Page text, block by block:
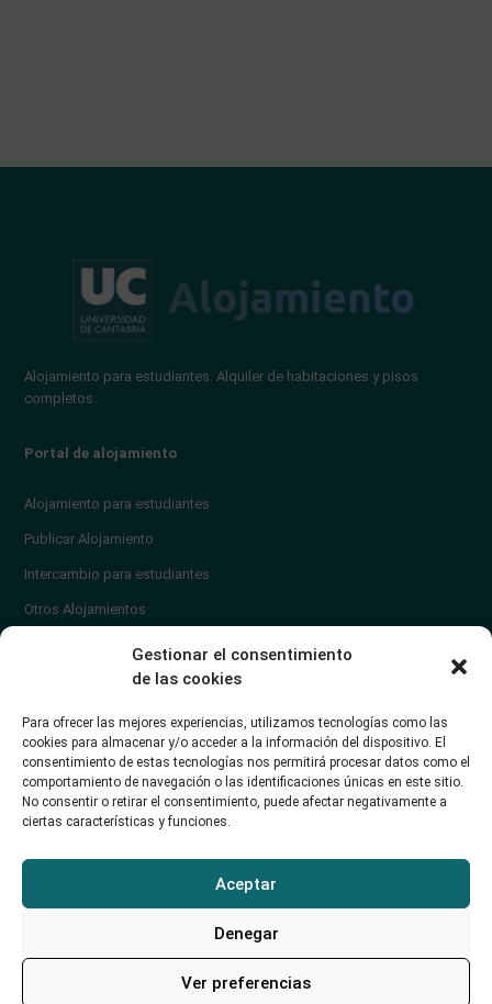
Gestionar el consentimiento
de las cookies
Para ofrecer las mejores experiencias, utilizamos tecnologías como las
cookies para almacenar y/o acceder a la información del dispositivo. El
consentimiento de estas tecnologías nos permitirá procesar datos como el
comportamiento de navegación o las identificaciones únicas en este sitio.
No consentir o retirar el consentimiento, puede afectar negativamente a
ciertas características y funciones.
Aceptar
Denegar
Ver preferencias
Alojamiento para estudiantes. Alquiler de habitaciones y pisos
completos.
Portal de alojamiento
Alojamiento para estudiantes
Publicar Alojamiento
Intercambio para estudiantes
Otros Alojamientos
¿Cómo publicar un anuncio?
Contacto
soporte@alojamientounican.es
Alojamiento Universidad de Cantabria Copyright © 2023​